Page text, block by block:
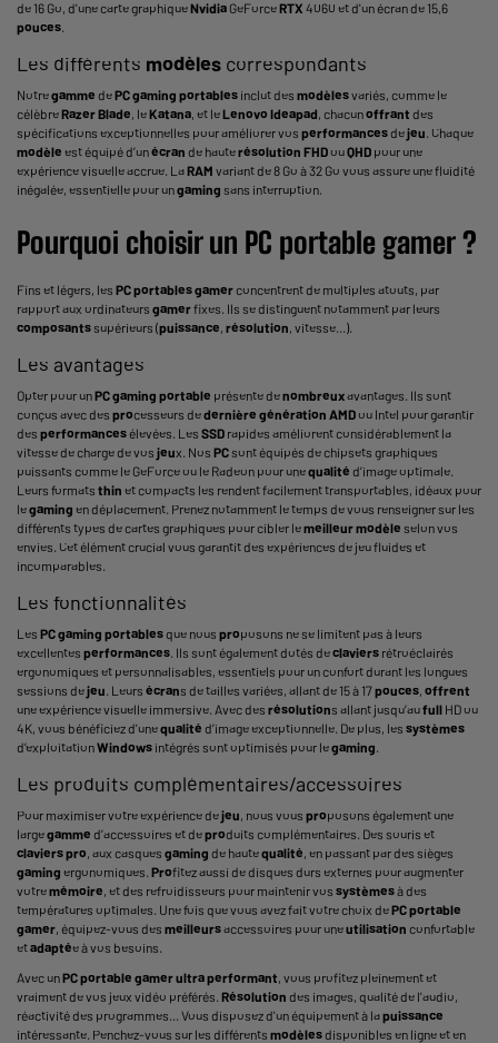
de 16 Go, d'une carte graphiqueNvidia GeForceRTX 4060 et d'un écran de 15,6
pouces
Les différents modèles correspondants
Notregamme dePCgaming portables inclut des modèlesvariés, comme le
célèbreRazer Blade , leKatana , et leLenovo Ideapad , chacunoffrant des
spécifications exceptionnelles pour améliorer vos performancesdejeu . Chaque
modèle est équipé d’unécran de hauterésolution FHDouQHD pour une
expérience visuelle accrue. LaRAM variant de 8 Go à 32 Go vous assure une fluidité
inégalée, essentielle pour ungaming sans interruption.
Pourquoi choisir un PC portablegamer?
Fins et légers, les PCportablesgamerconcentrent de multiples atouts, par
rapport aux ordinateurs gamerfixes. Ils se distinguent notamment par leurs
composantssupérieurs (puissance résolution , vitesse...).
Les avantages
Opter pour unPCgaming portable présente denombreuxavantages. Ils sont
conçus avec des processeurs dedernière génération AMDou Intel pour garantir
des performancesélevées. Les SSD rapides améliorent considérablement la
vitesse de charge de vos jeux. Nos PCsont équipés de chipsets graphiques
puissants comme le GeForce ou le Radeon pour unequalité d’image optimale.
Leurs formats thin et compacts les rendent facilement transportables, idéaux pour
legaming en déplacement. Prenez notamment le temps de vous renseigner sur les
différents types de cartes graphiques pour cibler lemeilleurmodèle selon vos
envies. Cet élément crucial vous garantit des expériences de jeu fluides et
incomparables.
Les fonctionnalités
Les PCgaming portables que nous proposons ne se limitent pas à leurs
excellentes performances . Ils sont également dotés declaviers rétroéclairés
ergonomiques et personnalisables, essentiels pour un confort durant les longues
sessions dejeu . Leurs écrans de tailles variées, allant de 15 à 17pouces offrent
une expérience visuelle immersive. Avec des résolutions allant jusqu’aufull HD ou
4K, vous bénéficiez d'unequalité d’image exceptionnelle. De plus, les systèmes
d’exploitationWindows intégrés sont optimisés pour legaming
Les produits complémentaires/accessoires
Pour maximiser votre expérience dejeu , nous vous proposons également une
largegamme d’accessoires et deproduits complémentaires. Des souris et
clavierspro , aux casques gaming de hautequalité , en passant par des sièges
gaming ergonomiques. Profitez aussi de disques durs externes pour augmenter
votremémoire , et des refroidisseurs pour maintenir vos systèmesà des
températures optimales. Une fois que vous avez fait votre choix dePCportable
gamer , équipez-vous des meilleursaccessoires pour uneutilisation confortable
etadaptée à vos besoins.
Avec unPCportable gamerultraperformant , vous profitez pleinement et
vraiment de vos jeux vidéo préférés. Résolution des images, qualité de l'audio,
réactivité des programmes... Vous disposez d'un équipement à lapuissance
intéressante. Penchez-vous sur les différents modèlesdisponibles en ligne et en